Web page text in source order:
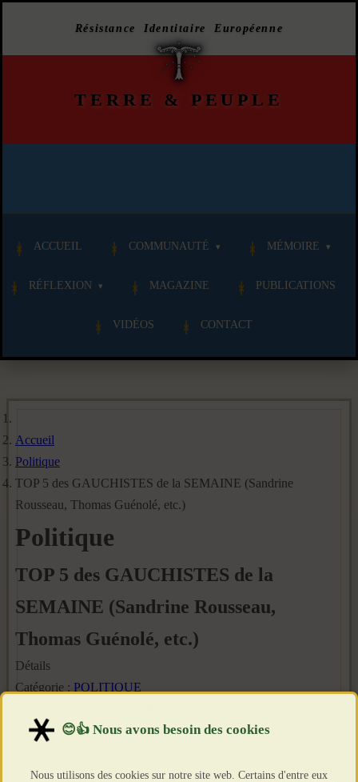
Résistance Identitaire Européenne
TERRE & PEUPLE
ACCUEIL COMMUNAUTÉ MÉMOIRE
RÉFLEXION MAGAZINE PUBLICATIONS
VIDÉOS CONTACT
Accueil
Politique
TOP 5 des GAUCHISTES de la SEMAINE (Sandrine
Rousseau, Thomas Guénolé, etc.)
Politique
TOP 5 des GAUCHISTES de la
SEMAINE (Sandrine Rousseau,
Thomas Guénolé, etc.)
Détails
Catégorie : POLITIQUE
Création : 18 Décembre 2024
Nous utilisons des cookies sur notre site web. Certains d'entre eux